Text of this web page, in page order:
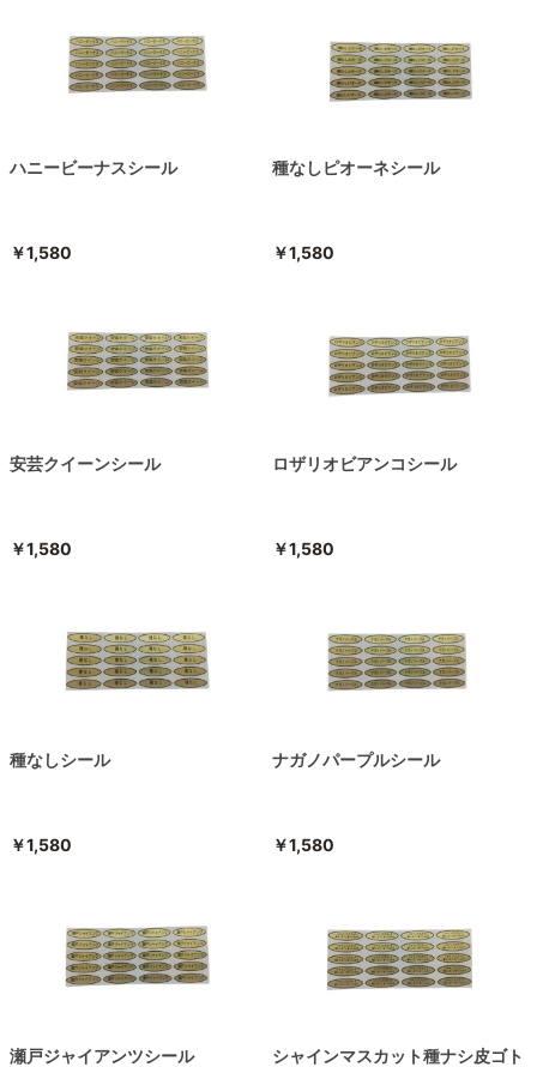
ハニービーナスシール
￥1,580
種なしピオーネシール
￥1,580
安芸クイーンシール
￥1,580
ロザリオビアンコシール
￥1,580
種なしシール
￥1,580
ナガノパープルシール
￥1,580
瀬戸ジャイアンツシール シャインマスカット種ナシ皮ゴト